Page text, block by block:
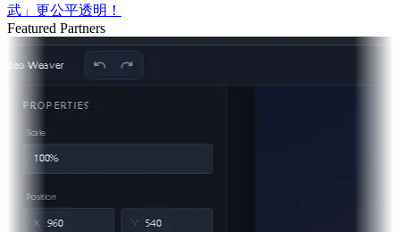
武」更公平透明！
Featured Partners